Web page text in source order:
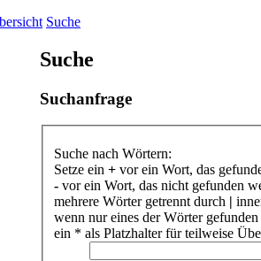
Suche
Suche
Suchanfrage
Suche nach Wörtern:
Setze ein + vor ein Wort, das
- vor ein Wort, das nicht gefunden
mehrere Wörter getrennt durch |
wenn nur eines der Wörter
ein * als Platzhalter für teilweise